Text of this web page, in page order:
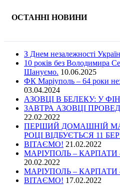
ОСТАННІ НОВИНИ
З Днем незалежності
10 років без Володимира
Шануємо. 10.06.2025
ФК Маріуполь – 64 роки
03.04.2024
АЗОВЦІ В БЕЛЕКУ: У
ЗАВТРА АЗОВЦІ
22.02.2022
ПЕРШИЙ ДОМАШНІЙ
РОЦІ ВІДБУЄТЬСЯ 11
ВІТАЄМО! 21.02.2022
МАРІУПОЛЬ – КАРПАТИ
20.02.2022
МАРІУПОЛЬ – КАРПАТИ
ВІТАЄМО! 17.02.2022